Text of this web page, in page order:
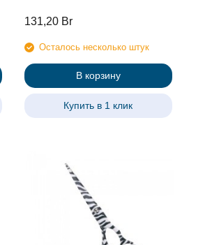
131,20 Br
Осталось несколько штук
В корзину
Купить в 1 клик